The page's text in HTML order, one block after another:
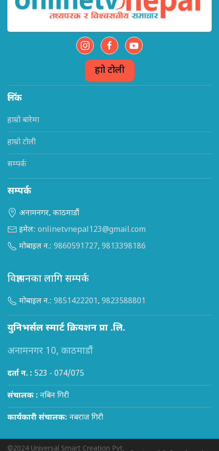
हाम्रो टोली
लिंक
हाम्रो बारेमा
हाम्रो टोली
सम्पर्क
सम्पर्क
अनामनगर, काठमाडौं
इमेल: onlinetvnepal123@gmail.com
मोबाइल न.: 9860591727, 9813398186
विज्ञापनका लागि सम्पर्क
मोबाइल न.: 9851422201, 9823588801
युनिभर्सल स्मार्ट क्रियशन प्रा .लि.
अनामनगर 10, काठमाडौं
दर्ता न. : 523 - 074/075
संचालक : नबिन गिरी
कार्यकारी संचालक: नबराज गिरी
©2024 Universal Smart Creation Pvt.